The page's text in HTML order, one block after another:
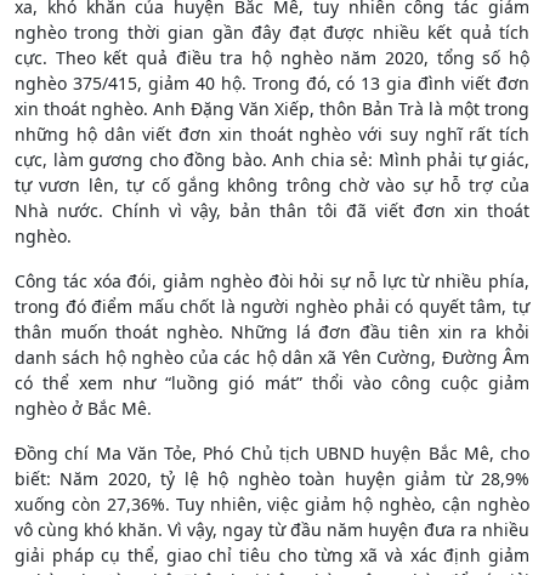
xa, khó khăn của huyện Bắc Mê, tuy nhiên công tác giảm
nghèo trong thời gian gần đây đạt được nhiều kết quả tích
cực. Theo kết quả điều tra hộ nghèo năm 2020, tổng số hộ
nghèo 375/415, giảm 40 hộ. Trong đó, có 13 gia đình viết đơn
xin thoát nghèo. Anh Đặng Văn Xiếp, thôn Bản Trà là một trong
những hộ dân viết đơn xin thoát nghèo với suy nghĩ rất tích
cực, làm gương cho đồng bào. Anh chia sẻ: Mình phải tự giác,
tự vươn lên, tự cố gắng không trông chờ vào sự hỗ trợ của
Nhà nước. Chính vì vậy, bản thân tôi đã viết đơn xin thoát
nghèo.
Công tác xóa đói, giảm nghèo đòi hỏi sự nỗ lực từ nhiều phía,
trong đó điểm mấu chốt là người nghèo phải có quyết tâm, tự
thân muốn thoát nghèo. Những lá đơn đầu tiên xin ra khỏi
danh sách hộ nghèo của các hộ dân xã Yên Cường, Đường Âm
có thể xem như “luồng gió mát” thổi vào công cuộc giảm
nghèo ở Bắc Mê.
Đồng chí Ma Văn Tỏe, Phó Chủ tịch UBND huyện Bắc Mê, cho
biết: Năm 2020, tỷ lệ hộ nghèo toàn huyện giảm từ 28,9%
xuống còn 27,36%. Tuy nhiên, việc giảm hộ nghèo, cận nghèo
vô cùng khó khăn. Vì vậy, ngay từ đầu năm huyện đưa ra nhiều
giải pháp cụ thể, giao chỉ tiêu cho từng xã và xác định giảm